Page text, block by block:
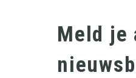
Meld je